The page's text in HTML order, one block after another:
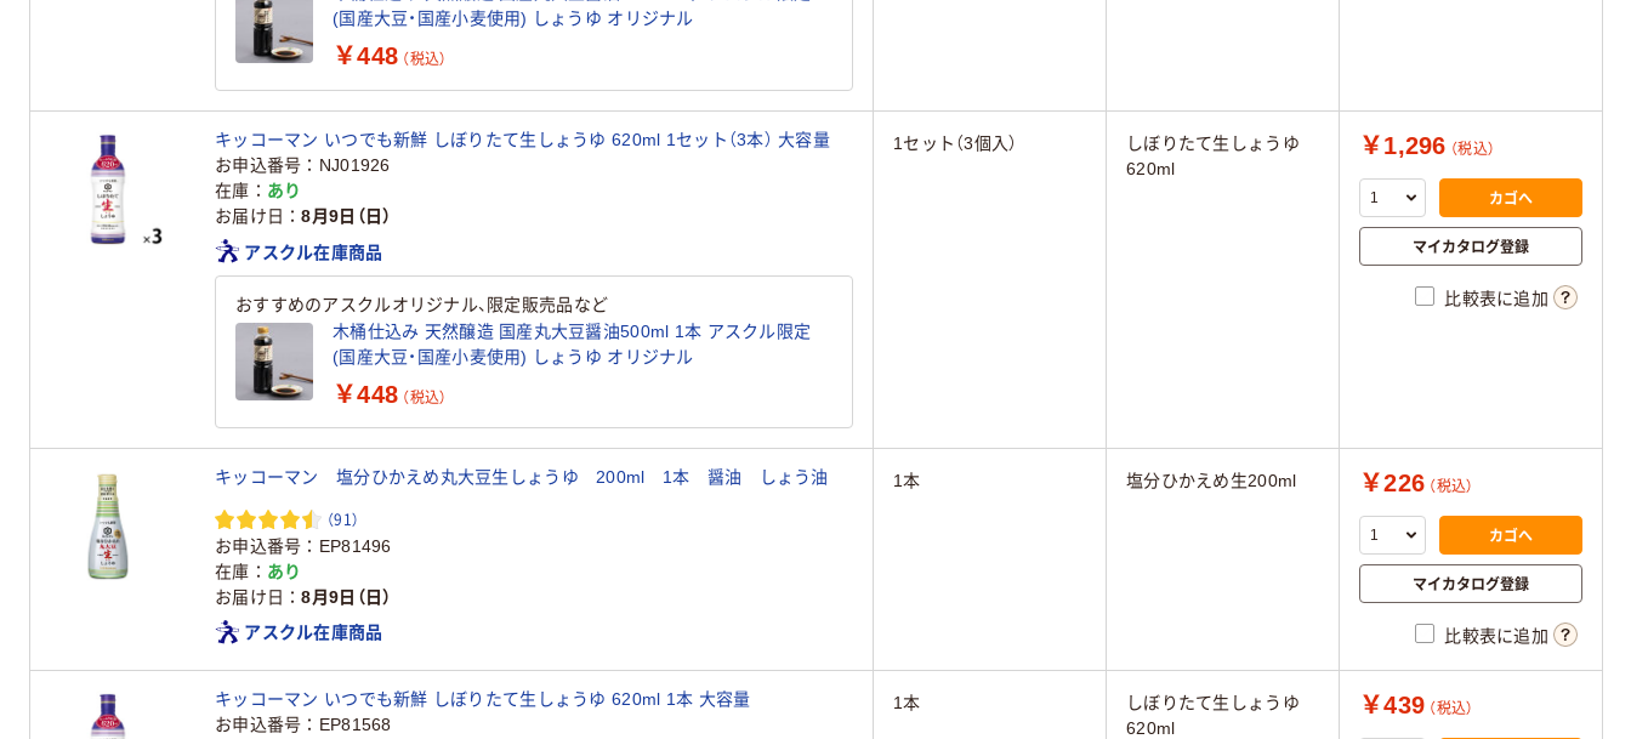
(国産大豆・国産小麦使用) しょうゆ オリジナル
￥448 （税込）
キッコーマン いつでも新鮮 しぼりたて生しょうゆ 620ml 1セット（3本） 大容量
お申込番号
NJ01926
在庫
あり
お届け日
8月9日（日）
アスクル在庫商品
おすすめのアスクルオリジナル、限定販売品など
木桶仕込み 天然醸造 国産丸大豆醤油500ml 1本 アスクル限定
(国産大豆・国産小麦使用) しょうゆ オリジナル
￥448 （税込）
1セット（3個入）
しぼりたて生しょうゆ
620ml
￥1,296 （税込）
カゴへ
マイカタログ登録
比較表に追加
キッコーマン 塩分ひかえめ丸大豆生しょうゆ 200ml 1本 醤油 しょう油
（91）
お申込番号
EP81496
在庫
あり
お届け日
8月9日（日）
アスクル在庫商品
1本 塩分ひかえめ生200ml ￥226 （税込）
カゴへ
マイカタログ登録
比較表に追加
キッコーマン いつでも新鮮 しぼりたて生しょうゆ 620ml 1本 大容量
お申込番号
EP81568
1本
しぼりたて生しょうゆ
620ml
￥439 （税込）